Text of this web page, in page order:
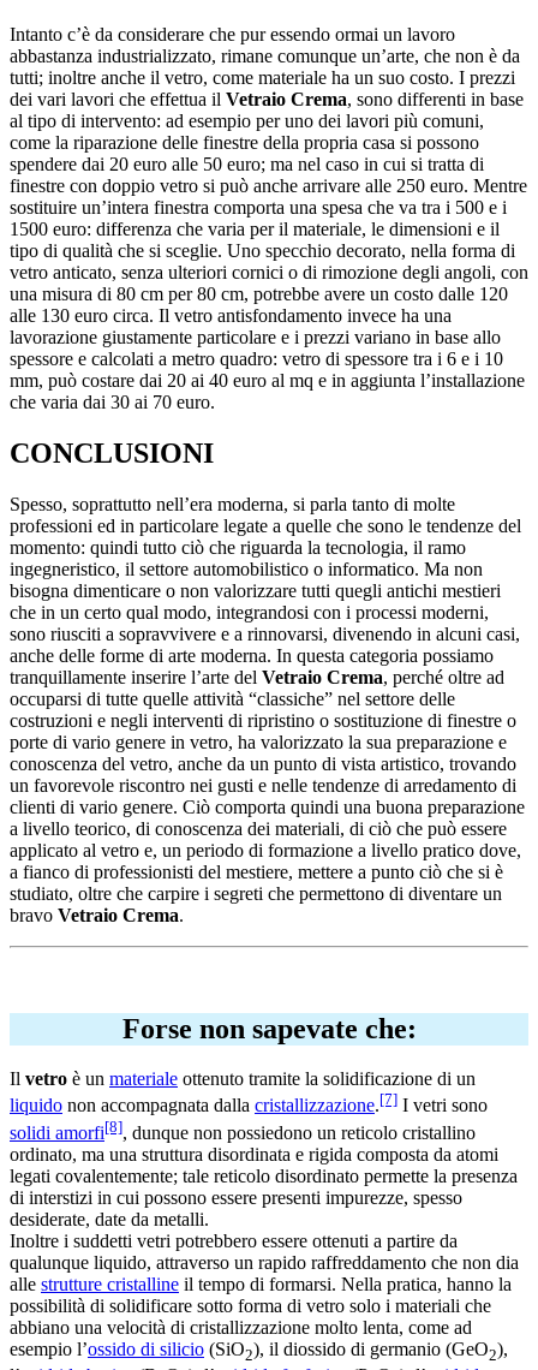
Intanto c’è da considerare che pur essendo ormai un lavoro
abbastanza industrializzato, rimane comunque un’arte, che non è da
tutti; inoltre anche il vetro, come materiale ha un suo costo. I prezzi
dei vari lavori che effettua il Vetraio Crema, sono differenti in base
al tipo di intervento: ad esempio per uno dei lavori più comuni,
come la riparazione delle finestre della propria casa si possono
spendere dai 20 euro alle 50 euro; ma nel caso in cui si tratta di
finestre con doppio vetro si può anche arrivare alle 250 euro. Mentre
sostituire un’intera finestra comporta una spesa che va tra i 500 e i
1500 euro: differenza che varia per il materiale, le dimensioni e il
tipo di qualità che si sceglie. Uno specchio decorato, nella forma di
vetro anticato, senza ulteriori cornici o di rimozione degli angoli, con
una misura di 80 cm per 80 cm, potrebbe avere un costo dalle 120
alle 130 euro circa. Il vetro antisfondamento invece ha una
lavorazione giustamente particolare e i prezzi variano in base allo
spessore e calcolati a metro quadro: vetro di spessore tra i 6 e i 10
mm, può costare dai 20 ai 40 euro al mq e in aggiunta l’installazione
che varia dai 30 ai 70 euro.
CONCLUSIONI
Spesso, soprattutto nell’era moderna, si parla tanto di molte
professioni ed in particolare legate a quelle che sono le tendenze del
momento: quindi tutto ciò che riguarda la tecnologia, il ramo
ingegneristico, il settore automobilistico o informatico. Ma non
bisogna dimenticare o non valorizzare tutti quegli antichi mestieri
che in un certo qual modo, integrandosi con i processi moderni,
sono riusciti a sopravvivere e a rinnovarsi, divenendo in alcuni casi,
anche delle forme di arte moderna. In questa categoria possiamo
tranquillamente inserire l’arte del Vetraio Crema, perché oltre ad
occuparsi di tutte quelle attività “classiche” nel settore delle
costruzioni e negli interventi di ripristino o sostituzione di finestre o
porte di vario genere in vetro, ha valorizzato la sua preparazione e
conoscenza del vetro, anche da un punto di vista artistico, trovando
un favorevole riscontro nei gusti e nelle tendenze di arredamento di
clienti di vario genere. Ciò comporta quindi una buona preparazione
a livello teorico, di conoscenza dei materiali, di ciò che può essere
applicato al vetro e, un periodo di formazione a livello pratico dove,
a fianco di professionisti del mestiere, mettere a punto ciò che si è
studiato, oltre che carpire i segreti che permettono di diventare un
bravo Vetraio Crema.
Forse non sapevate che:
Il vetro è un materiale ottenuto tramite la solidificazione di un
liquido non accompagnata dalla cristallizzazione.[7] I vetri sono
solidi amorfi[8], dunque non possiedono un reticolo cristallino
ordinato, ma una struttura disordinata e rigida composta da atomi
legati covalentemente; tale reticolo disordinato permette la presenza
di interstizi in cui possono essere presenti impurezze, spesso
desiderate, date da metalli.
Inoltre i suddetti vetri potrebbero essere ottenuti a partire da
qualunque liquido, attraverso un rapido raffreddamento che non dia
alle strutture cristalline il tempo di formarsi. Nella pratica, hanno la
possibilità di solidificare sotto forma di vetro solo i materiali che
abbiano una velocità di cristallizzazione molto lenta, come ad
esempio l’ossido di silicio (SiO2), il diossido di germanio (GeO2),